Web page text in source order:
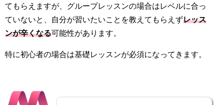
てもらえますが、グループレッスンの場合はレベルに合っ
ていないと、自分が習いたいことを教えてもらえずレッス
ンが辛くなる可能性があります。
特に初心者の場合は基礎レッスンが必須になってきます。